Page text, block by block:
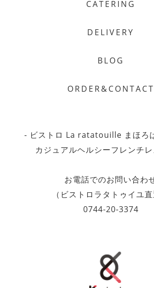
CATERING
DELIVERY
BLOG
ORDER&CONTACT
- ビストロ La ratatouille まほろ
カジュアルヘルシーフレンチ
お電話でのお問い合わ
（ビストロラタトゥイユ直
0744-20-3374